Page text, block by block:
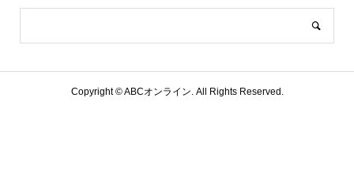
Copyright ©ABCオンライン. All Rights Reserved.